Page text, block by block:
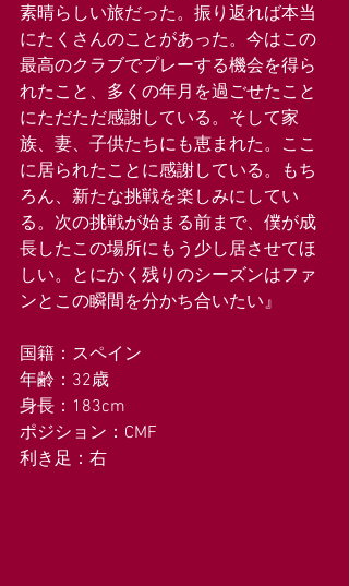
素晴らしい旅だった。振り返れば本当
にたくさんのことがあった。今はこの
最高のクラブでプレーする機会を得ら
れたこと、多くの年月を過ごせたこと
にただただ感謝している。そして家
族、妻、子供たちにも恵まれた。ここ
に居られたことに感謝している。もち
ろん、新たな挑戦を楽しみにしてい
る。次の挑戦が始まる前まで、僕が成
長したこの場所にもう少し居させてほ
しい。とにかく残りのシーズンはファ
ンとこの瞬間を分かち合いたい』
国籍：スペイン
年齢：32歳
身長：183cm
ポジション：CMF
利き足：右